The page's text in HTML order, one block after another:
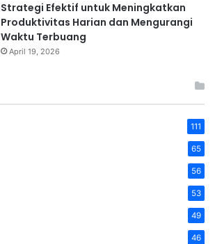
Strategi Efektif untuk Meningkatkan
Produktivitas Harian dan Mengurangi
Waktu Terbuang
April 19, 2026
111
65
56
53
49
46